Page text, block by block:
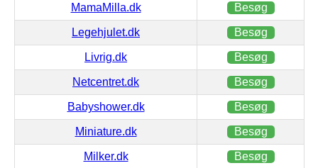
MamaMilla.dk Besøg
Legehjulet.dk Besøg
Livrig.dk Besøg
Netcentret.dk Besøg
Babyshower.dk Besøg
Miniature.dk Besøg
Milker.dk Besøg